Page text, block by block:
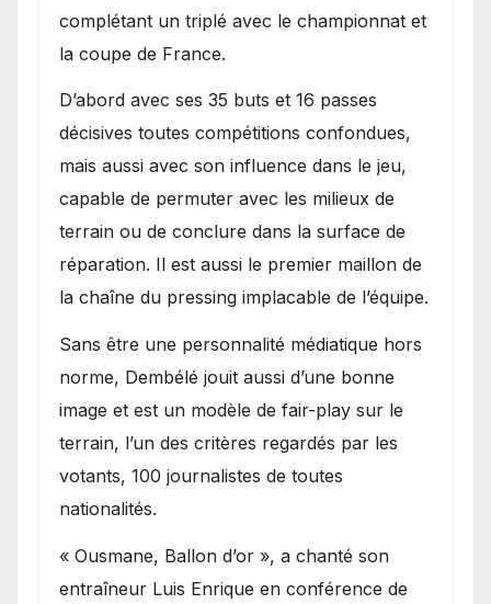
complétant un triplé avec le championnat et
la coupe de France.
D’abord avec ses 35 buts et 16 passes
décisives toutes compétitions confondues,
mais aussi avec son influence dans le jeu,
capable de permuter avec les milieux de
terrain ou de conclure dans la surface de
réparation. Il est aussi le premier maillon de
la chaîne du pressing implacable de l’équipe.
Sans être une personnalité médiatique hors
norme, Dembélé jouit aussi d’une bonne
image et est un modèle de fair-play sur le
terrain, l’un des critères regardés par les
votants, 100 journalistes de toutes
nationalités.
« Ousmane, Ballon d’or », a chanté son
entraîneur Luis Enrique en conférence de